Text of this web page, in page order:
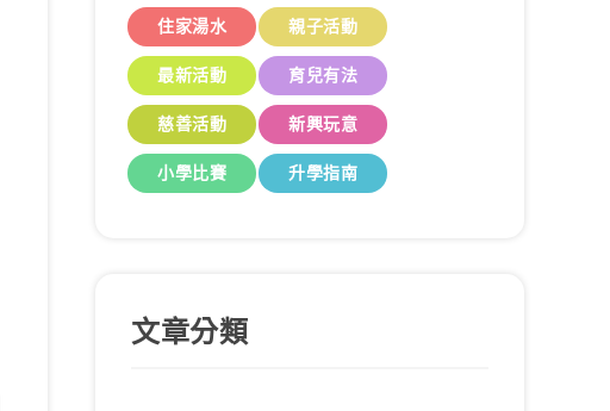
住家湯水 親子活動
最新活動 育兒有法
慈善活動 新興玩意
小學比賽 升學指南
文章分類